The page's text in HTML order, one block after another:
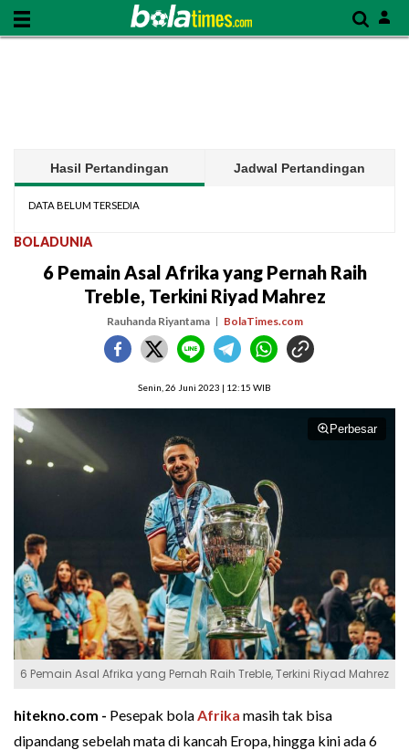
Hasil Pertandingan Jadwal Pertandingan
DATA BELUM TERSEDIA
BOLADUNIA
6 Pemain Asal Afrika yang Pernah Raih
Treble, Terkini Riyad Mahrez
Rauhanda Riyantama BolaTimes.com
Senin, 26 Juni 2023 | 12:15 WIB
Perbesar
6 Pemain Asal Afrika yang Pernah Raih Treble, Terkini Riyad Mahrez
hitekno.com - Pesepak bolaAfrika masih tak bisa
dipandang sebelah mata di kancah Eropa, hingga kini ada 6